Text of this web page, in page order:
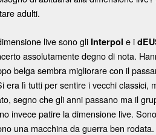
adulti.
live sono gli Interpol e i
assolutamente degno di nota.
belga sembra migliorare con il
era lì tutti per sentire i vecchi classici,
segno che gli anni passano ma il
invece patire la dimensione live.
una macchina da guerra ben